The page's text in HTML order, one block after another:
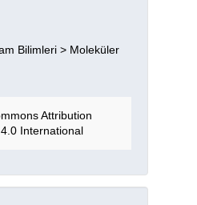
Bilimleri > Moleküler
Attribution
International